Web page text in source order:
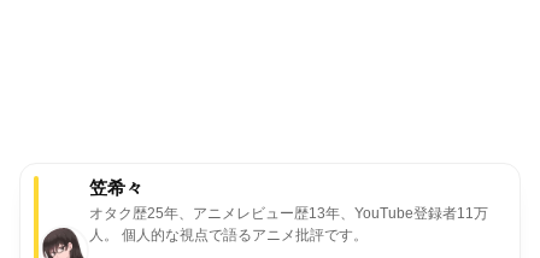
笠希々
オタク歴25年、アニメレビュー歴13年、YouTube登録者11万
人。
個人的な視点で語るアニメ批評です。